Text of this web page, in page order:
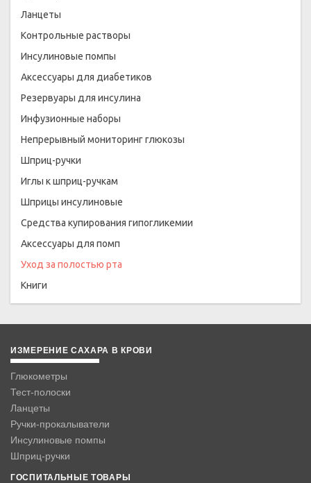
Ланцеты
Контрольные растворы
Инсулиновые помпы
Аксессуары для диабетиков
Резервуары для инсулина
Инфузионные наборы
Непрерывный мониторинг глюкозы
Шприц-ручки
Иглы к шприц-ручкам
Шприцы инсулиновые
Средства купирования гипогликемии
Аксессуары для помп
Уход за полостью рта
Книги
ИЗМЕРЕНИЕ САХАРА В КРОВИ
Глюкометры
Тест-полоски
Ланцеты
Ручки-прокалыватели
Инсулиновые помпы
Шприц-ручки
ГОСПИТАЛЬНЫЕ ТОВАРЫ